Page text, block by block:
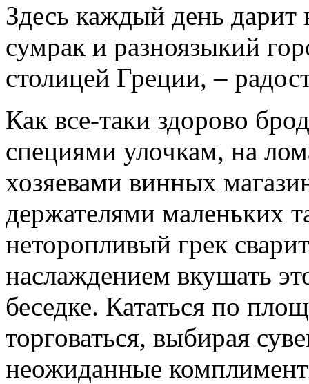
Здесь каждый день дарит
сумрак и разноязыкий
столицей Греции, –
Как все-таки здорово
специями улочкам, на
хозяевами винных
держателями маленьких
неторопливый грек
наслаждением вкушать
беседке. Кататься по
торговаться, выбирая
неожиданные